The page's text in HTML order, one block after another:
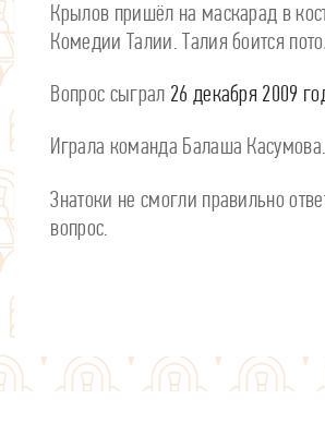
Крылов пришёл на маскарад в
Комедии Талии. Талия боится
Вопрос сыграл 26 декабря 2009
Играла команда Балаша Касумова.
Знатоки не смогли правильно
вопрос.